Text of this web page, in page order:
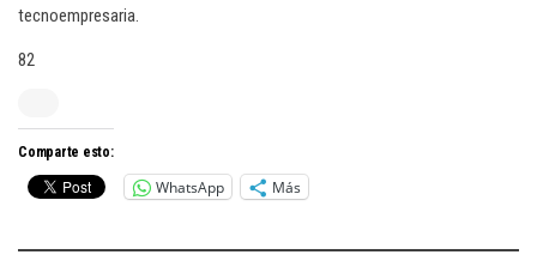
tecnoempresaria.
82
Comparte esto:
WhatsApp Más